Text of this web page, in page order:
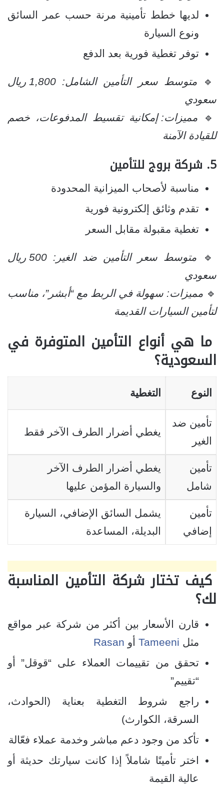
لديها خطط تأمينية مرنة حسب عمر السائق
ونوع السيارة
توفر تغطية فورية بعد الدفع
🔹
متوسط سعر التأمين الشامل: 1,800 ريال
سعودي
🔹 مميزات: إمكانية تقسيط المدفوعات، خصم
للقيادة الآمنة
5. شركة بروج للتأمين
مناسبة لأصحاب الميزانية المحدودة
تقدم وثائق إلكترونية فورية
تغطية مقبولة مقابل السعر
🔹
متوسط سعر التأمين ضد الغير: 500 ريال
سعودي
🔹 مميزات: سهولة في الربط مع “أبشر”، مناسب
لتأمين السيارات القديمة
ما هي أنواع التأمين المتوفرة في
السعودية؟
النوع التغطية
تأمين ضد
الغير
يغطي أضرار الطرف الآخر فقط
تأمين
شامل
يغطي أضرار الطرف الآخر
والسيارة المؤمن عليها
تأمين
إضافي
يشمل السائق الإضافي، السيارة
البديلة، المساعدة
كيف تختار شركة التأمين المناسبة
لك؟
قارن الأسعار بين أكثر من شركة عبر مواقع
مثل Tameeni أو Rasan
تحقق من تقييمات العملاء على “قوقل” أو
“تقييم”
راجع شروط التغطية بعناية (الحوادث،
السرقة، الكوارث)
تأكد من وجود دعم مباشر وخدمة عملاء فعّالة
اختر تأمينًا شاملاً إذا كانت سيارتك حديثة أو
عالية القيمة